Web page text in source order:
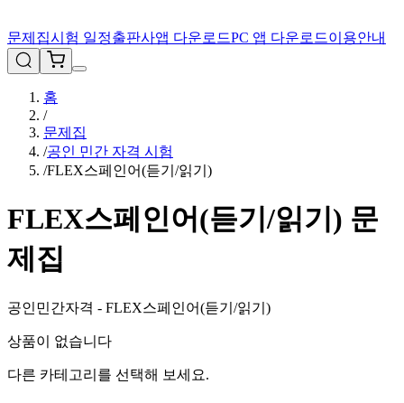
문제집시험 일정출판사앱 다운로드PC 앱 다운로드이용안내
홈
/
문제집
/공인 민간 자격 시험
/FLEX스페인어(듣기/읽기)
FLEX스페인어(듣기/읽기) 문
제집
공인민간자격 - FLEX스페인어(듣기/읽기)
상품이 없습니다
다른 카테고리를 선택해 보세요.